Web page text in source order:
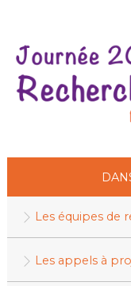
Les équipes de
Les appels à